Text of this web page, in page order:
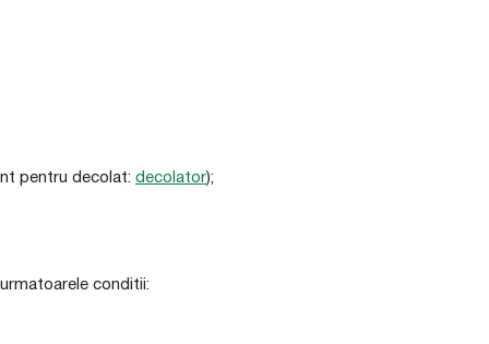
pentru decolat: decolator);
conditii: